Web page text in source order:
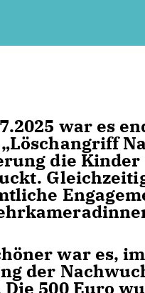
war es
die
war es,
der
500 Euro